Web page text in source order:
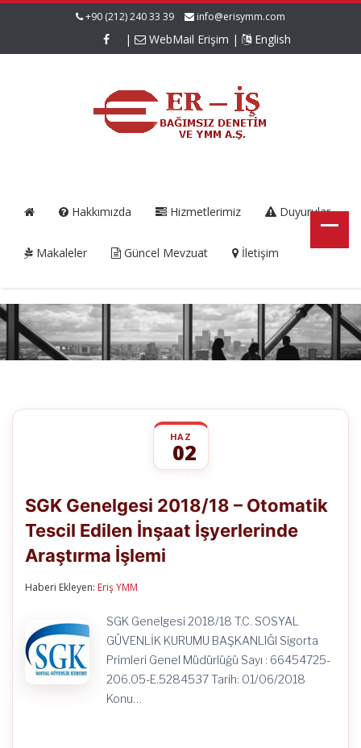
+90 (212) 240 33 39 info@erisymm.com
| WebMail Erişim | English
Hakkımızda Hizmetlerimiz Duyurular
Makaleler Güncel Mevzuat İletişim
HAZ
02
2018/18
Otomatik
Tescil
Edilen
için
SGK Genelgesi 2018/18 – Otomatik
Tescil Edilen İnşaat İşyerlerinde
Araştırma İşlemi
Haberi Ekleyen: Eriş YMM
SGK Genelgesi 2018/18 T.C. SOSYAL
GÜVENLİK KURUMU BAŞKANLIĞI Sigorta
Primleri Genel Müdürlüğü Sayı : 66454725-
206.05-E.5284537 Tarih: 01/06/2018
Konu…